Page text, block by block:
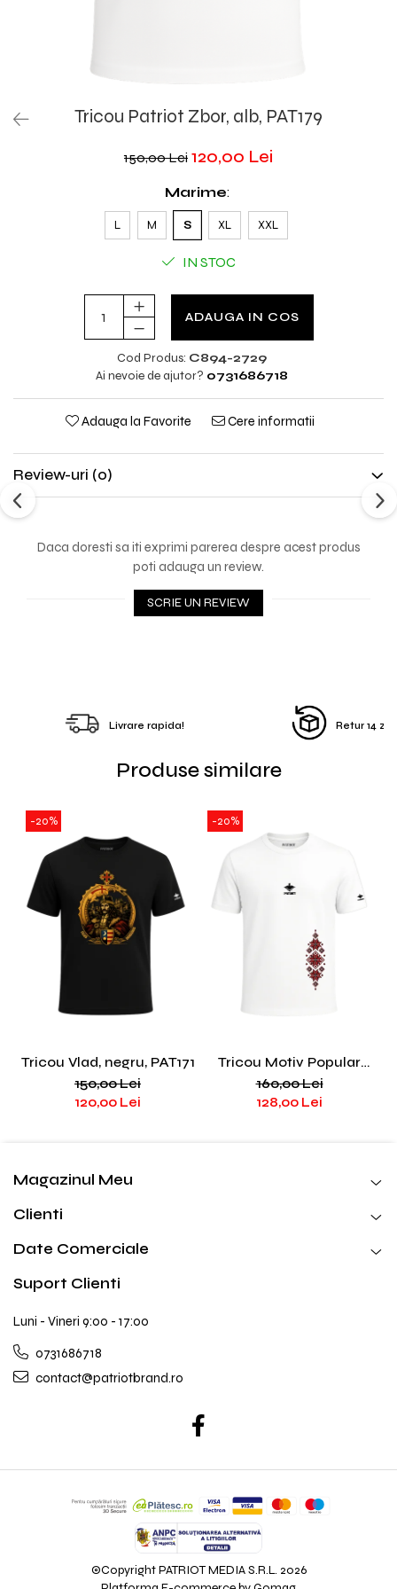
Tricou Patriot Zbor, alb, PAT179
150,00 Lei 120,00 Lei
Marime:
L M S XL XXL
IN STOC
ADAUGA IN COS
Cod Produs: C894-2729
Ai nevoie de ajutor? 0731686718
Adauga la Favorite Cere informatii
Review-uri (0)
Daca doresti sa iti exprimi parerea despre acest produs
poti adauga un review.
SCRIE UN REVIEW
Livrare rapida! Retur 14
Produse similare
-20%
Tricou Vlad, negru, PAT171
150,00 Lei
120,00 Lei
-20%
Tricou Motiv Popular
lateral, alb, PAT198
160,00 Lei
128,00 Lei
Magazinul Meu
Clienti
Date Comerciale
Suport Clienti
Luni - Vineri 9:00 - 17:00
0731686718
contact@patriotbrand.ro
©Copyright PATRIOT MEDIA S.R.L. 2026